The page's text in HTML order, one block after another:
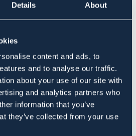
Details About
content and ads, to
and to analyse our traffic.
about your use of our site with
and analytics partners who
information that you’ve
they’ve collected from your use
Se lager i butik
vattentätt PU-material är
väder. Finntack Pro Seattle
hållbara. Lätt att klä upp och